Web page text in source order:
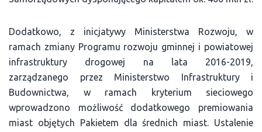
Dodatkowo, z inicjatywy Ministerstwa Rozwoju, w
ramach zmiany Programu rozwoju gminnej i powiatowej
infrastruktury drogowej na lata 2016-2019,
zarządzanego przez Ministerstwo Infrastruktury i
Budownictwa, w ramach kryterium sieciowego
wprowadzono możliwość dodatkowego premiowania
miast objętych Pakietem dla średnich miast. Ustalenie